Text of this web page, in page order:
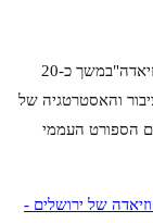
מובילים את הספורט העממי: שני עשורים של "המחוזיאדה"במשך כ-20
והאסטרטגיה של
הספורט העממי
של ירושלים -